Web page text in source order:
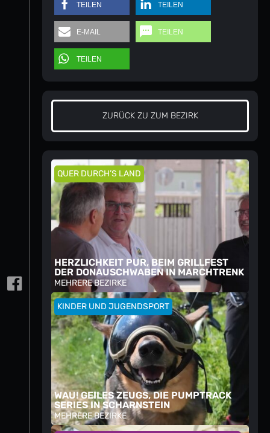
TEILEN TEILEN
E-MAIL TEILEN
TEILEN
ZURÜCK ZU ZUM BEZIRK
QUER DURCH’S LAND
HERZLICHKEIT PUR, BEIM GRILLFEST
DER DONAUSCHWABEN IN MARCHTRENK
MEHRERE BEZIRKE
KINDER UND JUGENDSPORT
WAU! GEILES ZEUGS, DIE PUMPTRACK
SERIES IN SCHARNSTEIN
MEHRERE BEZIRKE